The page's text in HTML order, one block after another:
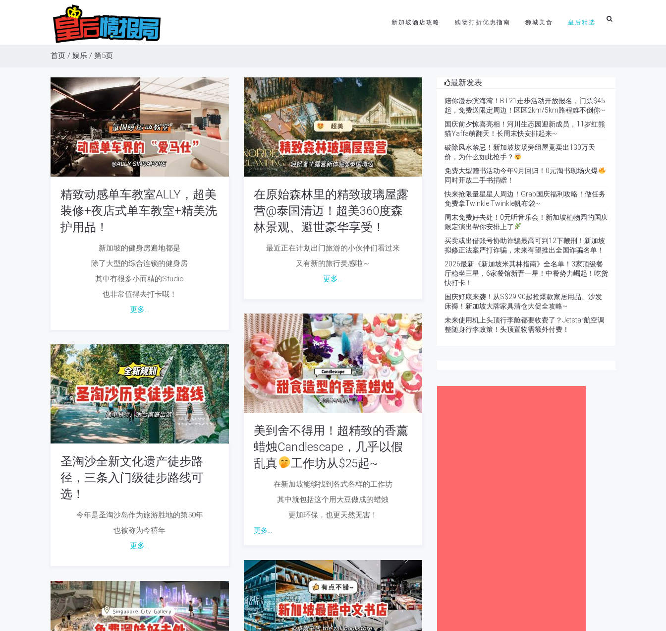
新加坡酒店攻略 购物打折优惠指南 狮城美食 皇后精选
首页 / 娱乐 / 第5页
精致动感单车教室ALLY，超美
装修+夜店式单车教室+精美洗
护用品！
新加坡的健身房遍地都是
除了大型的综合连锁的健身房
其中有很多小而精的Studio
也非常值得去打卡哦！
更多...
在原始森林里的精致玻璃屋露
营@泰国清迈！超美360度森
林景观、避世豪华享受！
最近正在计划出门旅游的小伙伴们看过来
又有新的旅行灵感啦～
更多...
美到舍不得用！超精致的香薰
蜡烛Candlescape，几乎以假
乱真
工作坊从$25起~
在新加坡能够找到各式各样的工作坊
其中就包括这个用大豆做成的蜡烛
更加环保，也更天然无害！
更多...
圣淘沙全新文化遗产徒步路
径，三条入门级徒步路线可
选！
今年是圣淘沙岛作为旅游胜地的第50年
也被称为今禧年
更多...
最新发表
陪你漫步滨海湾！BT21走步活动开放报名，门票$45
起，免费送限定周边！区区2km/5km路程难不倒你~
国庆前夕惊喜亮相！河川生态园迎新成员，11岁红熊
猫Yaffa萌翻天！长周末快安排起来~
破除风水禁忌！新加坡坟场旁组屋竟卖出130万天
价，为什么如此抢手？
免费大型赠书活动今年9月回归！0元淘书现场火爆
同时开放二手书捐赠！
快来抢限量星星人周边！Grab国庆福利攻略！做任务
免费拿Twinkle Twinkle帆布袋~
周末免费好去处！0元听音乐会！新加坡植物园的国庆
限定演出帮你安排上了
买卖或出借账号协助诈骗最高可判12下鞭刑！新加坡
拟修正法案严打诈骗，未来有望推出全国诈骗名单！
2026最新《新加坡米其林指南》全名单！3家顶级餐
厅稳坐三星，6家餐馆新晋一星！中餐势力崛起！吃货
快打卡！
国庆好康来袭！从S$29.90起抢爆款家居用品、沙发
床褥！新加坡大牌家具清仓大促全攻略~
未来使用机上头顶行李舱都要收费了？Jetstar航空调
整随身行李政策！头顶置物需额外付费！